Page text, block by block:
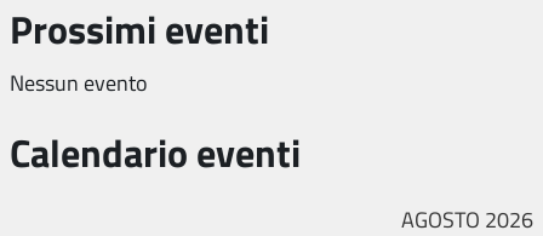
Prossimi eventi
Nessun evento
Calendario eventi
AGOSTO 2026